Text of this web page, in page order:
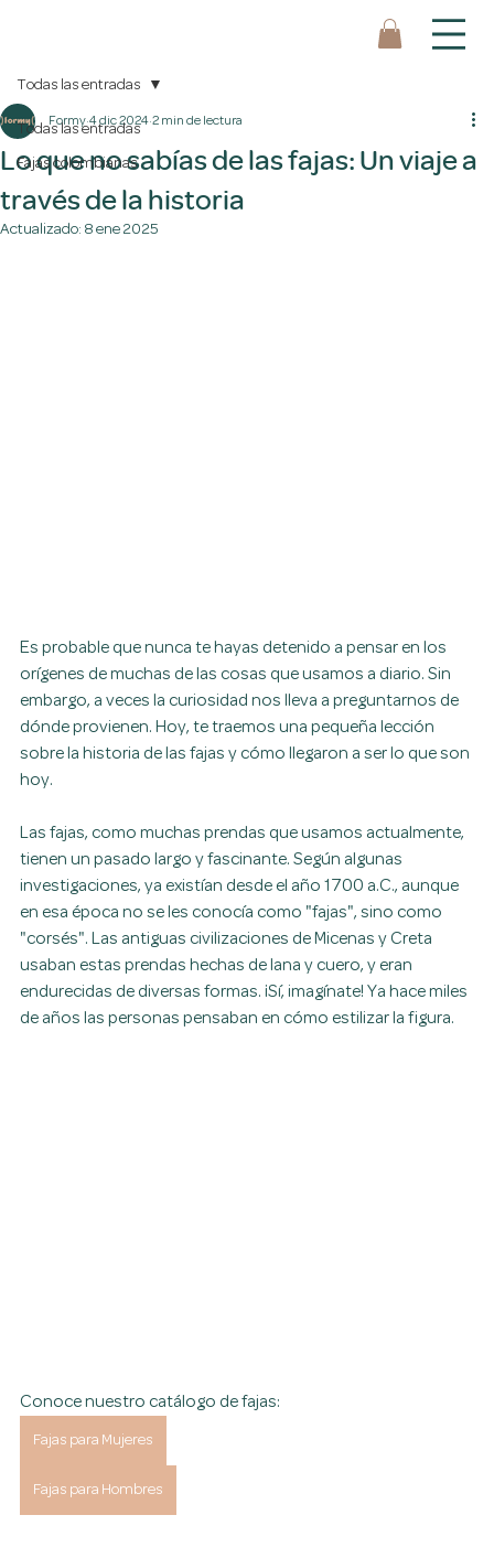
Todas las entradas
Fajas colombianas
Todas las entradas
Lo que no sabías de las fajas: Un viaje a
través de la historia
Formy 4 dic 2024 2 min de lectura
Actualizado: 8 ene 2025
Es probable que nunca te hayas detenido a pensar en los
orígenes de muchas de las cosas que usamos a diario. Sin
embargo, a veces la curiosidad nos lleva a preguntarnos de
dónde provienen. Hoy, te traemos una pequeña lección
sobre la historia de las fajas y cómo llegaron a ser lo que son
hoy.
Las fajas, como muchas prendas que usamos actualmente,
tienen un pasado largo y fascinante. Según algunas
investigaciones, ya existían desde el año 1700 a.C., aunque
en esa época no se les conocía como "fajas", sino como
"corsés". Las antiguas civilizaciones de Micenas y Creta
usaban estas prendas hechas de lana y cuero, y eran
endurecidas de diversas formas. ¡Sí, imagínate! Ya hace miles
de años las personas pensaban en cómo estilizar la figura.
Conoce nuestro catálogo de fajas:
Fajas para Mujeres
Fajas para Hombres